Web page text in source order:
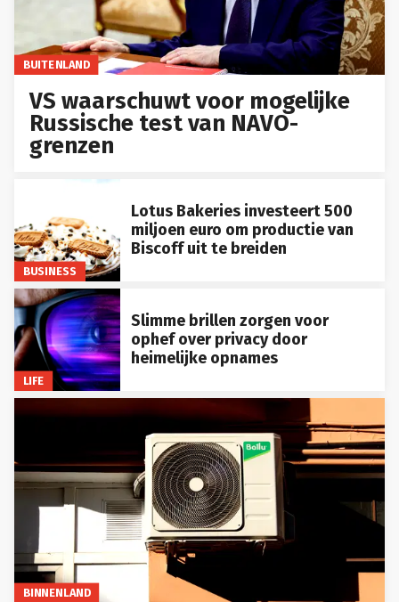
BUITENLAND
VS waarschuwt voor mogelijke
Russische test van NAVO-
grenzen
BUSINESS
Lotus Bakeries investeert 500
miljoen euro om productie van
Biscoff uit te breiden
LIFE
Slimme brillen zorgen voor
ophef over privacy door
heimelijke opnames
BINNENLAND